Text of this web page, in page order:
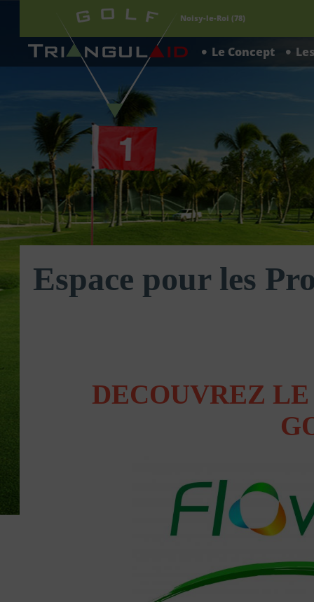
Noisy-le-Roi (78)
Le Concept
Espace pour les
DECOUVREZ